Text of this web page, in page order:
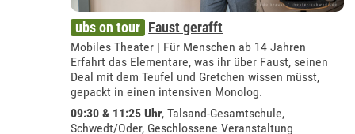
ubs on tour Faust gerafft
Mobiles Theater | Für Menschen ab 14 Jahren
Erfahrt das Elementare, was ihr über Faust, seinen
Deal mit dem Teufel und Gretchen wissen müsst,
gepackt in einen intensiven Monolog.
09:30 & 11:25 Uhr,Talsand-Gesamtschule,
Schwedt/Oder, Geschlossene Veranstaltung